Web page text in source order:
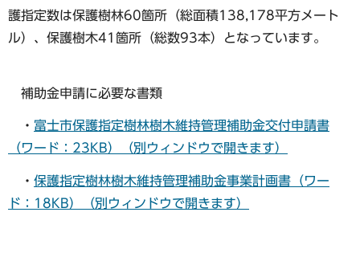
護指定数は保護樹林60箇所（総面積138,178平方メート
ル）、保護樹木41箇所（総数93本）となっています。
補助金申請に必要な書類
・ 富士市保護指定樹林樹木維持管理補助金交付申請書
（ワード：23KB）（別ウィンドウで開きます）
・ 保護指定樹林樹木維持管理補助金事業計画書（ワー
ド：18KB）（別ウィンドウで開きます）